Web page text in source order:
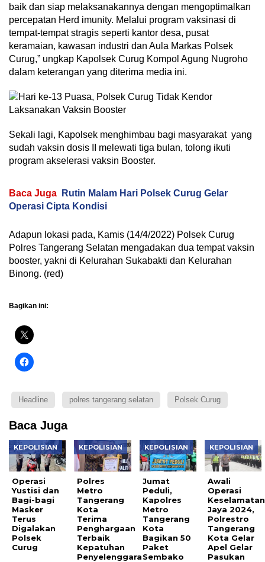
baik dan siap melaksanakannya dengan mengoptimalkan
percepatan Herd imunity. Melalui program vaksinasi di
tempat-tempat stragis seperti kantor desa, pusat
keramaian, kawasan industri dan Aula Markas Polsek
Curug,” ungkap Kapolsek Curug Kompol Agung Nugroho
dalam keterangan yang diterima media ini.
Sekali lagi, Kapolsek menghimbau bagi masyarakat yang
sudah vaksin dosis II melewati tiga bulan, tolong ikuti
program akselerasi vaksin Booster.
Baca Juga
Rutin Malam Hari Polsek Curug Gelar
Operasi Cipta Kondisi
Adapun lokasi pada, Kamis (14/4/2022) Polsek Curug
Polres Tangerang Selatan mengadakan dua tempat vaksin
booster, yakni di Kelurahan Sukabakti dan Kelurahan
Binong. (red)
Bagikan ini:
Headline polres tangerang selatan Polsek Curug
Baca Juga
KEPOLISIAN
Operasi
Yustisi dan
Bagi-bagi
Masker
Terus
Digalakan
Polsek
Curug
KEPOLISIAN
Polres
Metro
Tangerang
Kota
Terima
Penghargaan
Terbaik
Kepatuhan
Penyelenggara
KEPOLISIAN
Jumat
Peduli,
Kapolres
Metro
Tangerang
Kota
Bagikan 50
Paket
Sembako
KEPOLISIAN
Awali
Operasi
Keselamatan
Jaya 2024,
Polrestro
Tangerang
Kota Gelar
Apel Gelar
Pasukan